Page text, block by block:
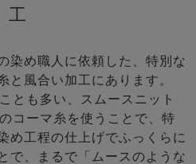
工
染め職人に依頼した、特別な
と風合い加工にあります。
とも多い、スムースニット
コーマ糸を使うことで、特
め工程の仕上げでふっくらに
で、まるで「ムースのような